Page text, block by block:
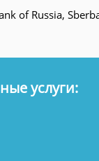
of Russia,
услуги: